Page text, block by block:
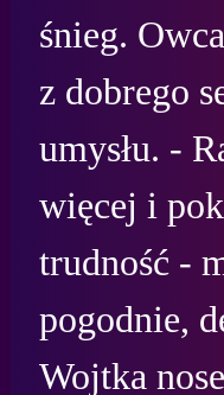
śnieg.
z dobrego
umysłu. -
więcej i
trudność -
pogodnie,
Wojtka